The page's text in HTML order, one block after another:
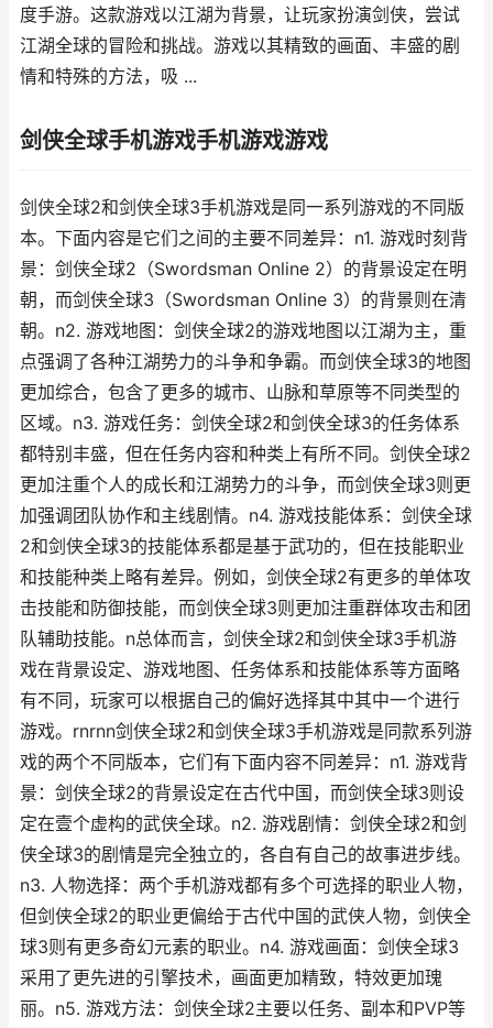
度手游。这款游戏以江湖为背景，让玩家扮演剑侠，尝试
江湖全球的冒险和挑战。游戏以其精致的画面、丰盛的剧
情和特殊的方法，吸 ...
剑侠全球手机游戏手机游戏游戏
剑侠全球2和剑侠全球3手机游戏是同一系列游戏的不同版
本。下面内容是它们之间的主要不同差异：n1. 游戏时刻背
景：剑侠全球2（Swordsman Online 2）的背景设定在明
朝，而剑侠全球3（Swordsman Online 3）的背景则在清
朝。n2. 游戏地图：剑侠全球2的游戏地图以江湖为主，重
点强调了各种江湖势力的斗争和争霸。而剑侠全球3的地图
更加综合，包含了更多的城市、山脉和草原等不同类型的
区域。n3. 游戏任务：剑侠全球2和剑侠全球3的任务体系
都特别丰盛，但在任务内容和种类上有所不同。剑侠全球2
更加注重个人的成长和江湖势力的斗争，而剑侠全球3则更
加强调团队协作和主线剧情。n4. 游戏技能体系：剑侠全球
2和剑侠全球3的技能体系都是基于武功的，但在技能职业
和技能种类上略有差异。例如，剑侠全球2有更多的单体攻
击技能和防御技能，而剑侠全球3则更加注重群体攻击和团
队辅助技能。n总体而言，剑侠全球2和剑侠全球3手机游
戏在背景设定、游戏地图、任务体系和技能体系等方面略
有不同，玩家可以根据自己的偏好选择其中其中一个进行
游戏。rnrnn剑侠全球2和剑侠全球3手机游戏是同款系列游
戏的两个不同版本，它们有下面内容不同差异：n1. 游戏背
景：剑侠全球2的背景设定在古代中国，而剑侠全球3则设
定在壹个虚构的武侠全球。n2. 游戏剧情：剑侠全球2和剑
侠全球3的剧情是完全独立的，各自有自己的故事进步线。
n3. 人物选择：两个手机游戏都有多个可选择的职业人物，
但剑侠全球2的职业更偏给于古代中国的武侠人物，剑侠全
球3则有更多奇幻元素的职业。n4. 游戏画面：剑侠全球3
采用了更先进的引擎技术，画面更加精致，特效更加瑰
丽。n5. 游戏方法：剑侠全球2主要以任务、副本和PVP等